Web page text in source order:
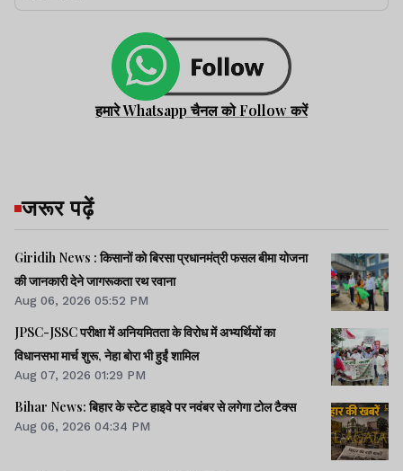
हमारे Whatsapp चैनल को Follow करें
जरूर पढ़ें
Giridih News : किसानों को बिरसा प्रधानमंत्री फसल बीमा योजना
की जानकारी देने जागरूकता रथ रवाना
Aug 06, 2026 05:52 PM
JPSC-JSSC परीक्षा में अनियमितता के विरोध में अभ्यर्थियों का
विधानसभा मार्च शुरू, नेहा बोरा भी हुईं शामिल
Aug 07, 2026 01:29 PM
Bihar News: बिहार के स्टेट हाइवे पर नवंबर से लगेगा टोल टैक्स
Aug 06, 2026 04:34 PM